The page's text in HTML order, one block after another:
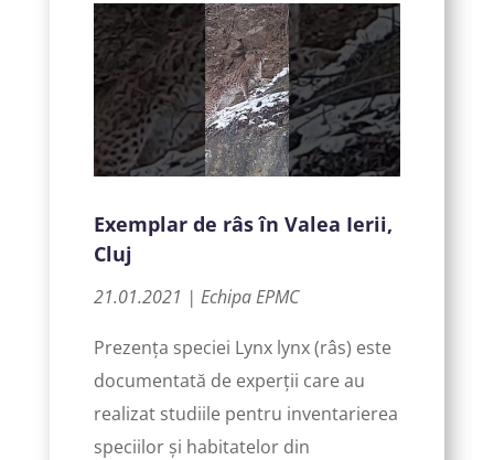
Exemplar de râs în Valea Ierii,
Cluj
21.01.2021 | Echipa EPMC
Prezența speciei Lynx lynx (râs) este
documentată de experții care au
realizat studiile pentru inventarierea
speciilor și habitatelor din